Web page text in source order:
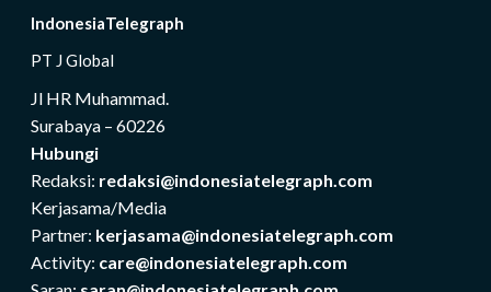
IndonesiaTelegraph
PT J Global
Jl HR Muhammad.
Surabaya – 60226
Hubungi
Redaksi: redaksi@indonesiatelegraph.com
Kerjasama/Media
Partner: kerjasama@indonesiatelegraph.com
Activity: care@indonesiatelegraph.com